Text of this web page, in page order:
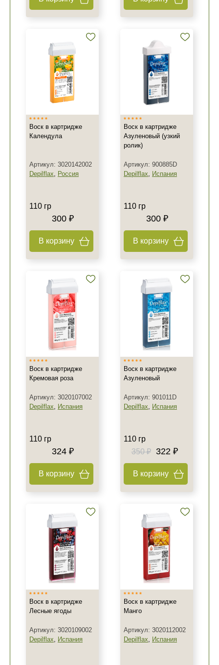
Воск в картридже
Календула
Артикул: 3020142002
Depilflax, Россия
110 гр
300 ₽
В корзину
Воск в картридже
Азуленовый (узкий
ролик)
Артикул: 900885D
Depilflax, Испания
110 гр
300 ₽
В корзину
Воск в картридже
Кремовая роза
Артикул: 3020107002
Depilflax, Испания
110 гр
324 ₽
В корзину
Воск в картридже
Азуленовый
Артикул: 901011D
Depilflax, Испания
110 гр
350 ₽
322 ₽
В корзину
Воск в картридже
Лесные ягоды
Артикул: 3020109002
Depilflax, Испания
Воск в картридже
Манго
Артикул: 3020112002
Depilflax, Испания